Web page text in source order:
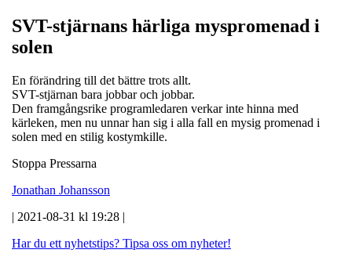
SVT-stjärnans härliga myspromenad i
solen
En förändring till det bättre trots allt.
SVT-stjärnan bara jobbar och jobbar.
Den framgångsrike programledaren verkar inte hinna med
kärleken, men nu unnar han sig i alla fall en mysig promenad i
solen med en stilig kostymkille.
Stoppa Pressarna
Jonathan Johansson
| 2021-08-31 kl 19:28 |
Har du ett nyhetstips? Tipsa oss om nyheter!